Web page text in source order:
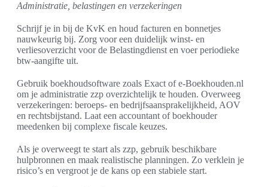
Administratie, belastingen en verzekeringen
Schrijf je in bij de KvK en houd facturen en bonnetjes
nauwkeurig bij. Zorg voor een duidelijk winst- en
verliesoverzicht voor de Belastingdienst en voer periodieke
btw-aangifte uit.
Gebruik boekhoudsoftware zoals Exact of e-Boekhouden.nl
om je administratie zzp overzichtelijk te houden. Overweeg
verzekeringen: beroeps- en bedrijfsaansprakelijkheid, AOV
en rechtsbijstand. Laat een accountant of boekhouder
meedenken bij complexe fiscale keuzes.
Als je overweegt te start als zzp, gebruik beschikbare
hulpbronnen en maak realistische planningen. Zo verklein je
risico’s en vergroot je de kans op een stabiele start.